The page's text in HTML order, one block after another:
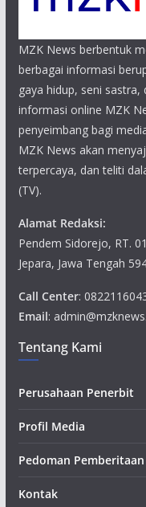
MZK News berbentuk
berbagai informasi
gaya hidup, seni
informasi online MZK
penyeimbang bagi
MZK News akan
terpercaya, dan teliti
(TV).
Alamat Redaksi:
Pendem Sidorejo, RT.
Jepara, Jawa Tengah
Call Center:
Email:
Tentang Kami
Perusahaan Penerbit
Profil Media
Pedoman
Kontak